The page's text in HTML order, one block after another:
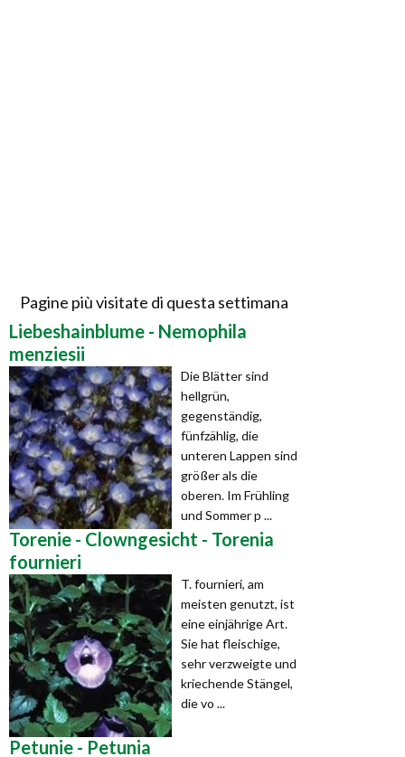
Pagine più visitate di questa settimana
Liebeshainblume - Nemophila
menziesii
Die Blätter sind
hellgrün,
gegenständig,
fünfzählig, die
unteren Lappen sind
größer als die
oberen. Im Frühling
und Sommer p ...
Torenie - Clowngesicht - Torenia
fournieri
T. fournieri, am
meisten genutzt, ist
eine einjährige Art.
Sie hat fleischige,
sehr verzweigte und
kriechende Stängel,
die vo ...
Petunie - Petunia